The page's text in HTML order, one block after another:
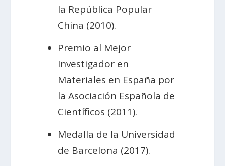
la República Popular
China (2010).
Premio al Mejor
Investigador en
Materiales en España por
la Asociación Española de
Científicos (2011).
Medalla de la Universidad
de Barcelona (2017).